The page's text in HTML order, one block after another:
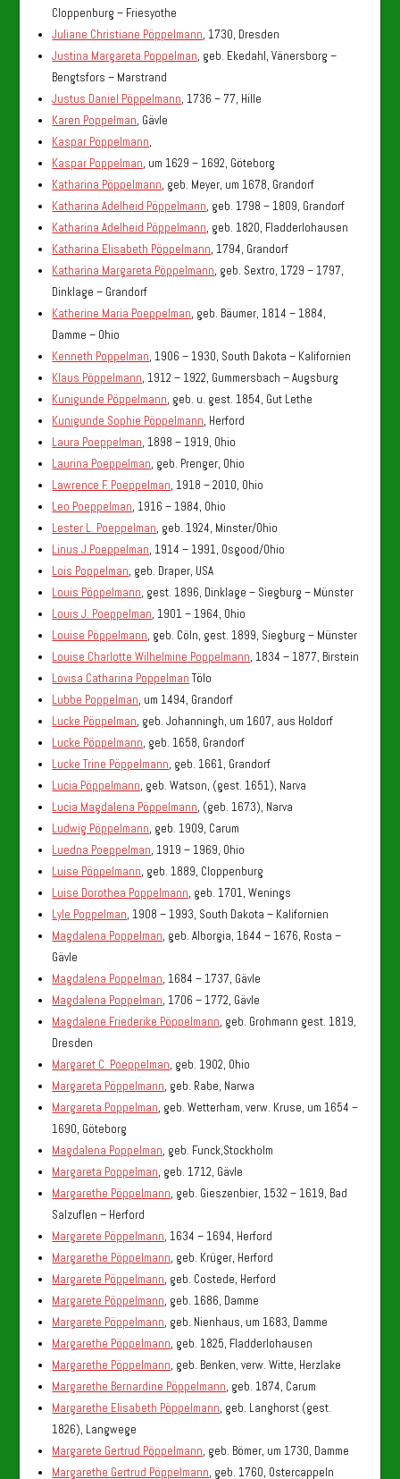
Cloppenburg – Friesyothe
Juliane Christiane Pöppelmann, 1730, Dresden
Justina Margareta Poppelman, geb. Ekedahl, Vänersborg –
Bengtsfors – Marstrand
Justus Daniel Pöppelmann, 1736 – 77, Hille
Karen Poppelman, Gävle
Kaspar Pöppelmann,
Kaspar Poppelman, um 1629 – 1692, Göteborg
Katharina Pöppelmann, geb. Meyer, um 1678, Grandorf
Katharina Adelheid Pöppelmann, geb. 1798 – 1809, Grandorf
Katharina Adelheid Pöppelmann, geb. 1820, Fladderlohausen
Katharina Elisabeth Pöppelmann, 1794, Grandorf
Katharina Margareta Pöppelmann, geb. Sextro, 1729 – 1797,
Dinklage – Grandorf
Katherine Maria Poeppelman, geb. Bäumer, 1814 – 1884,
Damme – Ohio
Kenneth Poppelman, 1906 – 1930, South Dakota – Kalifornien
Klaus Pöppelmann, 1912 – 1922, Gummersbach – Augsburg
Kunigunde Pöppelmann, geb. u. gest. 1854, Gut Lethe
Kunigunde Sophie Pöppelmann, Herford
Laura Poeppelman, 1898 – 1919, Ohio
Laurina Poeppelman, geb. Prenger, Ohio
Lawrence F. Poeppelman, 1918 – 2010, Ohio
Leo Poeppelman, 1916 – 1984, Ohio
Lester L. Poeppelman, geb. 1924, Minster/Ohio
Linus J.Poeppelman, 1914 – 1991, Osgood/Ohio
Lois Poppelman, geb. Draper, USA
Louis Pöppelmann, gest. 1896, Dinklage – Siegburg – Münster
Louis J. Poeppelman, 1901 – 1964, Ohio
Louise Pöppelmann, geb. Cöln, gest. 1899, Siegburg – Münster
Louise Charlotte Wilhelmine Poppelmann, 1834 – 1877, Birstein
Lovisa Catharina Poppelman Tölo
Lubbe Poppelman, um 1494, Grandorf
Lucke Pöppelman, geb. Johanningh, um 1607, aus Holdorf
Lucke Pöppelmann, geb. 1658, Grandorf
Lucke Trine Pöppelmann, geb. 1661, Grandorf
Lucia Pöppelmann, geb. Watson, (gest. 1651), Narva
Lucia Magdalena Pöppelmann, (geb. 1673), Narva
Ludwig Pöppelmann, geb. 1909, Carum
Luedna Poeppelman, 1919 – 1969, Ohio
Luise Pöppelmann, geb. 1889, Cloppenburg
Luise Dorothea Poppelmann, geb. 1701, Wenings
Lyle Poppelman, 1908 – 1993, South Dakota – Kalifornien
Magdalena Poppelman, geb. Alborgia, 1644 – 1676, Rosta –
Gävle
Magdalena Poppelman, 1684 – 1737, Gävle
Magdalena Poppelman, 1706 – 1772, Gävle
Magdalene Friederike Pöppelmann, geb. Grohmann gest. 1819,
Dresden
Margaret C. Poeppelman, geb. 1902, Ohio
Margareta Pöppelmann, geb. Rabe, Narwa
Margareta Poppelman, geb. Wetterham, verw. Kruse, um 1654 –
1690, Göteborg
Magdalena Poppelman, geb. Funck,Stockholm
Margareta Poppelman, geb. 1712, Gävle
Margarethe Pöppelmann, geb. Gieszenbier, 1532 – 1619, Bad
Salzuflen – Herford
Margarete Pöppelmann, 1634 – 1694, Herford
Margarethe Pöppelmann, geb. Krüger, Herford
Margarete Pöppelmann, geb. Costede, Herford
Margarete Pöppelmann, geb. 1686, Damme
Margarete Pöppelmann, geb. Nienhaus, um 1683, Damme
Margarethe Pöppelmann, geb. 1825, Fladderlohausen
Margarethe Pöppelmann, geb. Benken, verw. Witte, Herzlake
Margarethe Bernardine Pöppelmann, geb. 1874, Carum
Margarethe Elisabeth Pöppelmann, geb. Langhorst (gest.
1826), Langwege
Margarete Gertrud Pöppelmann, geb. Bömer, um 1730, Damme
Margarethe Gertrud Pöppelmann, geb. 1760, Ostercappeln